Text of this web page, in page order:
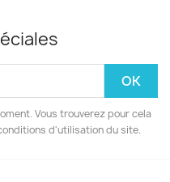
Vous trouverez pour cela
d'utilisation du site.